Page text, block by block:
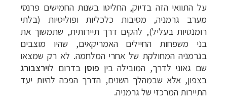
על התוואי הזה בדיוק, החליטו בשנות החמישים פרנסי
מערב גרמניה, מסיבות כלכליות ופוליטיות (בלתי
רומנטיות בעליל), להקים דרך תיירותית, שתמשוך את
בני משפחות החיילים האמריקאים, שהיו מוצבים
בגרמניה המחולקת של אחרי המלחמה. לא רק שמצאו
שם גאוני לדרך, המובילה בין פוסןבדרום לוירצבורג
בצפון, אלא שבמהלך השנים, הדרך הפכה להיות יעד
התיירות המרכזי של גרמניה.